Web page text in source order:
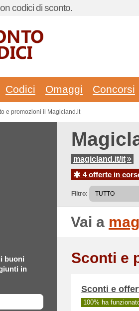
codici di sconto.
Codici Omaggi Concorsi
e promozioni il Magicland.it
magicland.it/it
4 offerte in
Filtro:
Vai a
buoni
in
Sconti e
Sconti e
100% ha